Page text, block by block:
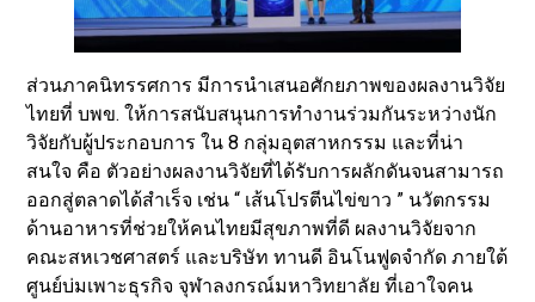
ส่วนภาคนิทรรศการ มีการนำเสนอศักยภาพของผลงานวิจัย
ไทยที่ บพข. ให้การสนับสนุนการทำงานร่วมกันระหว่างนัก
วิจัยกับผู้ประกอบการ ใน 8 กลุ่มอุตสาหกรรม และที่น่า
สนใจ คือ ตัวอย่างผลงานวิจัยที่ได้รับการผลักดันจนสามารถ
ออกสู่ตลาดได้สำเร็จ เช่น “ เส้นโปรตีนไข่ขาว ” นวัตกรรม
ด้านอาหารที่ช่วยให้คนไทยมีสุขภาพที่ดี ผลงานวิจัยจาก
คณะสหเวชศาสตร์ และบริษัท ทานดี อินโนฟูดจำกัด ภายใต้
ศูนย์บ่มเพาะธุรกิจ จุฬาลงกรณ์มหาวิทยาลัย ที่เอาใจคน